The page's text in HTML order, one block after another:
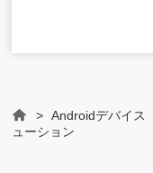
Home
> Androidデバイス
ューション